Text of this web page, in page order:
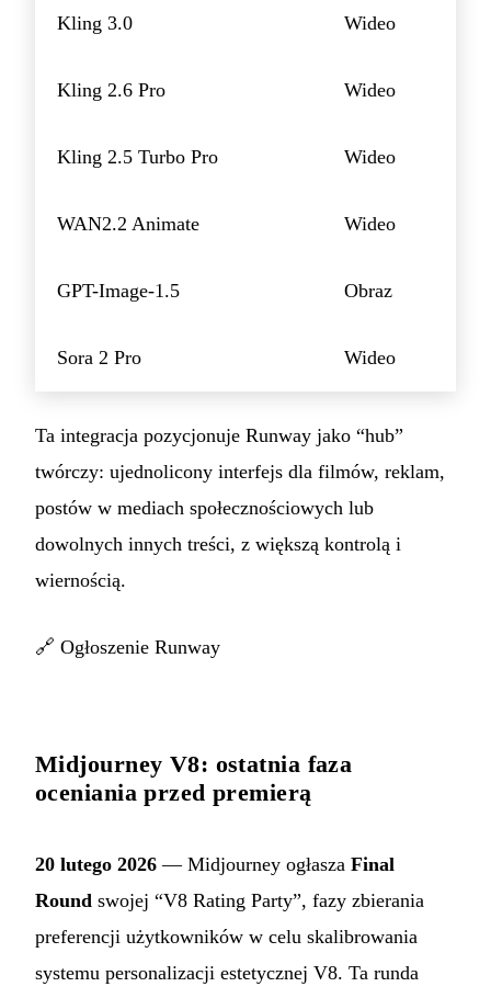
Kling 3.0 Wideo
Kling 2.6 Pro Wideo
Kling 2.5 Turbo Pro Wideo
WAN2.2 Animate Wideo
GPT-Image-1.5 Obraz
Sora 2 Pro Wideo
Ta integracja pozycjonuje Runway jako “hub”
twórczy: ujednolicony interfejs dla filmów, reklam,
postów w mediach społecznościowych lub
dowolnych innych treści, z większą kontrolą i
wiernością.
🔗 Ogłoszenie Runway
Midjourney V8: ostatnia faza
oceniania przed premierą
20 lutego 2026 — Midjourney ogłasza Final
Round swojej “V8 Rating Party”, fazy zbierania
preferencji użytkowników w celu skalibrowania
systemu personalizacji estetycznej V8. Ta runda